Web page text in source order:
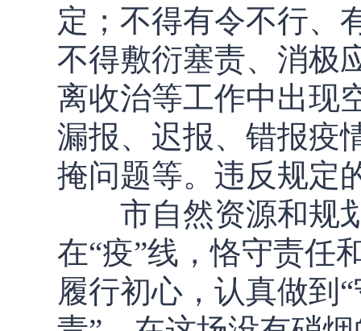
定；不得有令不行、
不得敷衍塞责、消极
离收治等工作中出现
漏报、迟报、错报疫
掩问题等。违反规定
市自然资源和规划
在“疫”线，恪守责任
履行初心，认真做到